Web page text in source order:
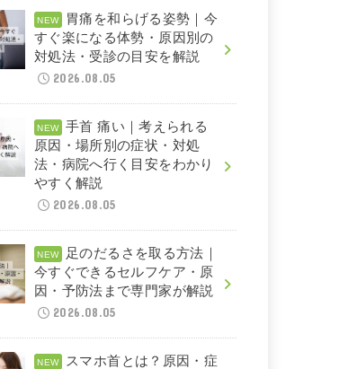
胃痛を和らげる姿勢｜今
すぐ楽になる体勢・原因別の
対処法・受診の目安を解説
2026.08.05
手首 痛い｜考えられる
原因・場所別の症状・対処
法・病院へ行く目安をわかり
やすく解説
2026.08.05
足のだるさを取る方法｜
今すぐできるセルフケア・原
因・予防法まで専門家が解説
2026.08.05
スマホ首とは？原因・症